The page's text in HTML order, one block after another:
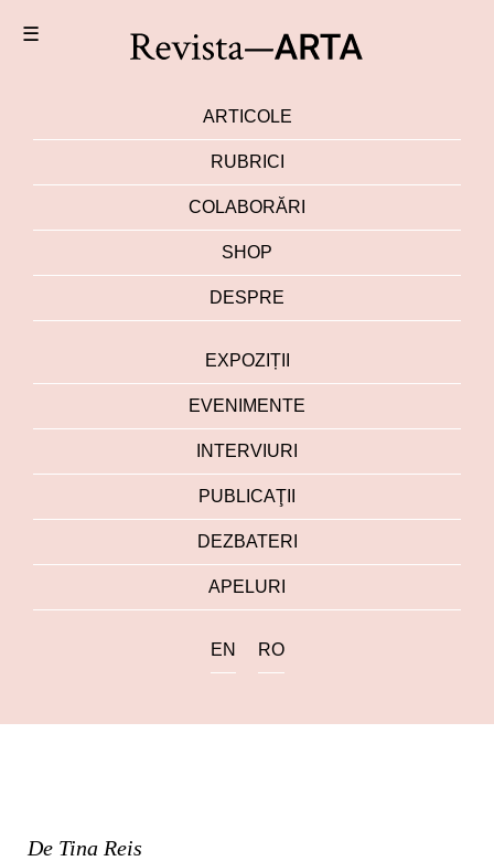
☰
ARTICOLE
RUBRICI
COLABORĂRI
SHOP
DESPRE
EXPOZIȚII
EVENIMENTE
INTERVIURI
PUBLICAŢII
DEZBATERI
APELURI
EN RO
De Tina Reis